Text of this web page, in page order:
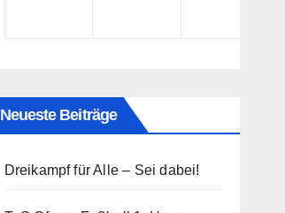
Neueste Beiträge
Dreikampf für Alle – Sei dabei!